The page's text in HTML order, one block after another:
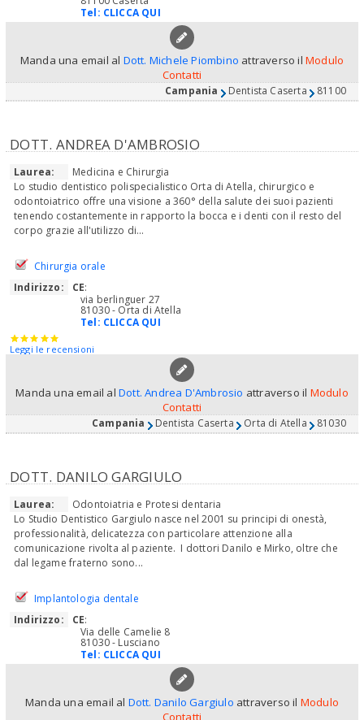
Tel: CLICCA QUI
Manda una email al Dott. Michele Piombino attraverso il Modulo
Contatti
Campania Dentista Caserta 81100
DOTT. ANDREA D'AMBROSIO
Laurea:
Medicina e Chirurgia
Lo studio dentistico polispecialistico Orta di Atella, chirurgico e
odontoiatrico offre una visione a 360° della salute dei suoi pazienti
tenendo costantemente in rapporto la bocca e i denti con il resto del
corpo grazie all'utilizzo di...
Chirurgia orale
Indirizzo:
CE:
via berlinguer 27
81030 - Orta di Atella
Tel: CLICCA QUI
Leggi le recensioni
Manda una email al Dott. Andrea D'Ambrosio attraverso il Modulo
Contatti
Campania Dentista Caserta Orta di Atella 81030
DOTT. DANILO GARGIULO
Laurea:
Odontoiatria e Protesi dentaria
Lo Studio Dentistico Gargiulo nasce nel 2001 su principi di onestà,
professionalità, delicatezza con particolare attenzione alla
comunicazione rivolta al paziente. I dottori Danilo e Mirko, oltre che
dal legame fraterno sono...
Implantologia dentale
Indirizzo:
CE:
Via delle Camelie 8
81030 - Lusciano
Tel: CLICCA QUI
Manda una email al Dott. Danilo Gargiulo attraverso il Modulo
Contatti